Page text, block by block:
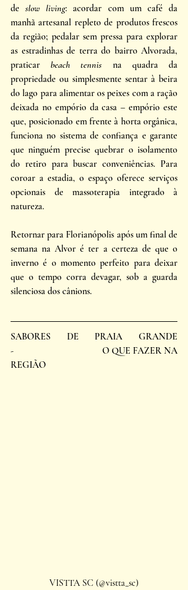
de slow living: acordar com um café da
manhã artesanal repleto de produtos frescos
da região; pedalar sem pressa para explorar
as estradinhas de terra do bairro Alvorada,
praticar beach tennis na quadra da
propriedade ou simplesmente sentar à beira
do lago para alimentar os peixes com a ração
deixada no empório da casa – empório este
que, posicionado em frente à horta orgânica,
funciona no sistema de confiança e garante
que ninguém precise quebrar o isolamento
do retiro para buscar conveniências. Para
coroar a estadia, o espaço oferece serviços
opcionais de massoterapia integrado à
natureza.
Retornar para Florianópolis após um final de
semana na Alvor é ter a certeza de que o
inverno é o momento perfeito para deixar
que o tempo corra devagar, sob a guarda
silenciosa dos cânions.
SABORES DE PRAIA GRANDE
-                                     O QUE FAZER NA
REGIÃO
VISTTA SC (@vistta_sc)